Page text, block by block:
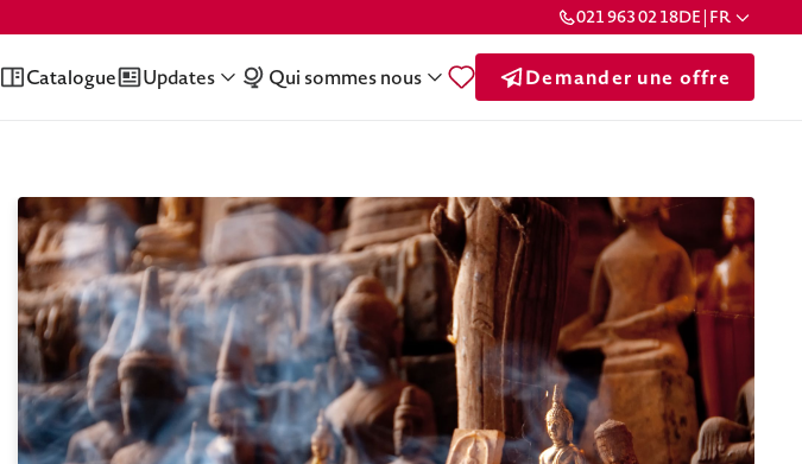
021 963 02 18DE | FR
Catalogue Updates Qui sommes nous Demander une offre